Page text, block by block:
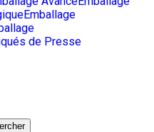
Emballage
de Presse